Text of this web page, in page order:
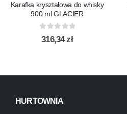
Karafka kryształowa do whisky
900 ml GLACIER
0out of 5
316,34zł
HURTOWNIA